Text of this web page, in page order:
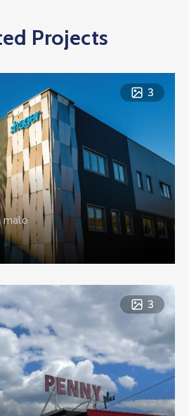
Projects
3
malo
3